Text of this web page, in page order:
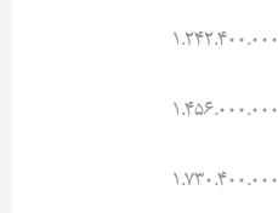
۱.۲۴۲.۴۰۰.۰۰۰
۱.۴۵۶.۰۰۰.۰۰۰
۱.۷۳۰.۴۰۰.۰۰۰